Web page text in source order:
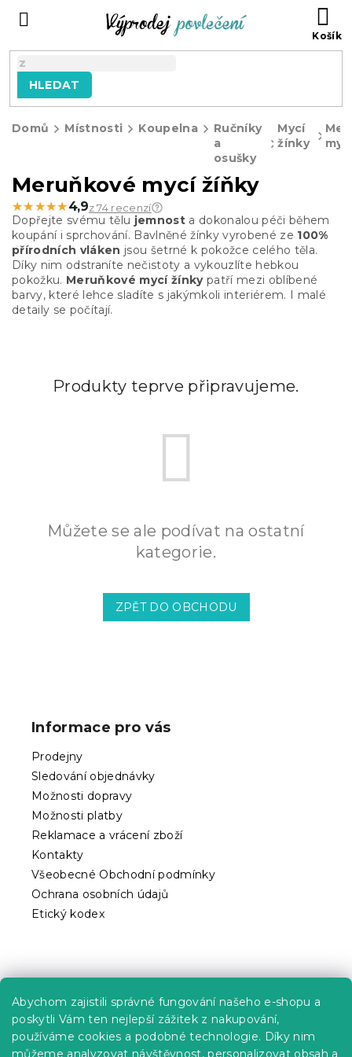
Abychom zajistili správné fungování našeho e-shopu a
poskytli Vám ten nejlepší zážitek z nakupování,
používáme cookies a podobné technologie. Díky nim
můžeme analyzovat návštěvnost, personalizovat obsah a
HLEDAT
Domů Místnosti Koupelna
Ručníky
a
osušky
Mycí
žínky
Meruňkové mycí žíňky
★★★★★
★★★★★4,9z 74 recenzí
Dopřejte svému tělu jemnost a dokonalou péči během
koupání i sprchování. Bavlněné žínky vyrobené ze 100%
přírodních vláken jsou šetrné k pokožce celého těla.
Díky nim odstraníte nečistoty a vykouzlíte hebkou
pokožku. Meruňkové mycí žínkypatří mezi oblíbené
barvy, které lehce sladíte s jakýmkoli interiérem. I malé
detaily se počítají.
Produkty teprve připravujeme.
Můžete se ale podívat na ostatní
kategorie.
ZPĚT DO OBCHODU
Informace pro vás
Prodejny
Sledování objednávky
Možnosti dopravy
Možnosti platby
Reklamace a vrácení zboží
Kontakty
Všeobecné Obchodní podmínky
Ochrana osobních údajů
Etický kodex
Kariéra
Poptávky a B2B spolupráce